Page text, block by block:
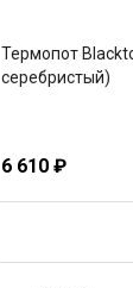
Термопот
серебристый)
6 610 ₽